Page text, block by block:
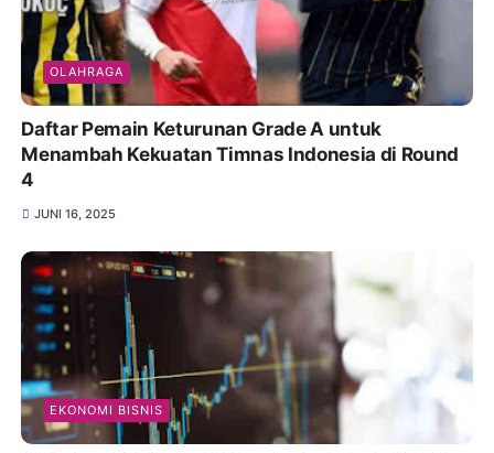
OLAHRAGA
Daftar Pemain Keturunan Grade A untuk
Menambah Kekuatan Timnas Indonesia di Round
4
JUNI 16, 2025
EKONOMI BISNIS